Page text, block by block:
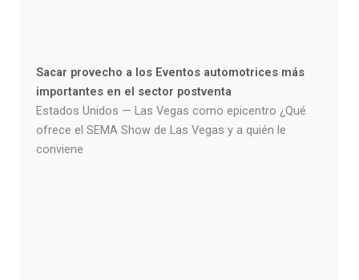
Sacar provecho a los Eventos automotrices más
importantes en el sector postventa
Estados Unidos — Las Vegas como epicentro ¿Qué
ofrece el SEMA Show de Las Vegas y a quién le
conviene